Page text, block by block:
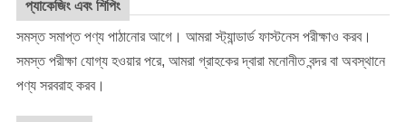
প্যাকেজিং এবং শিপিং
সমস্ত সমাপ্ত পণ্য পাঠানোর আগে। আমরা স্ট্যান্ডার্ড ফাস্টনেস পরীক্ষাও করব।
সমস্ত পরীক্ষা যোগ্য হওয়ার পরে, আমরা গ্রাহকের দ্বারা মনোনীত বন্দর বা অবস্থানে
পণ্য সরবরাহ করব।